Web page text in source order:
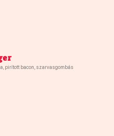
pirított bacon, szarvasgombás